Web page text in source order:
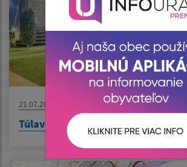
21.07.2026
Túlavé kino v Iliašovciach